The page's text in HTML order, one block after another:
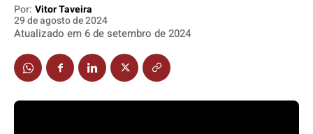
TV Século
Justiça
Educação
Segurança
TV Século
Justiça
Educação
Segurança
TV Século
Justiça
Educação
Segurança
TV Século
Justiça
Educação
Segurança
Por: Vitor Taveira
29 de agosto de 2024
Atualizado em 6 de setembro de 2024